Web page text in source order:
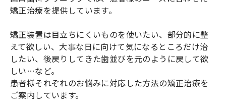
矯正治療を提供しています。
矯正装置は目立ちにくいものを使いたい、部分的に整
えて欲しい、大事な日に向けて気になるところだけ治
したい、後戻りしてきた歯並びを元のように戻して欲
しい…など。
患者様それぞれのお悩みに対応した方法の矯正治療を
ご案内しています。